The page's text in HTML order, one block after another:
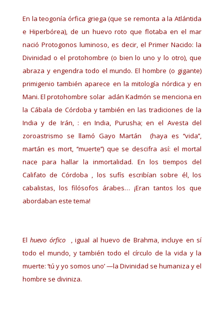
En la teogonía órfica griega (que se remonta a la Atlántida
e Hiperbórea), de un huevo roto que flotaba en el mar
nació Protogonos luminoso, es decir, el Primer Nacido: la
Divinidad o el protohombre (o bien lo uno y lo otro), que
abraza y engendra todo el mundo. El hombre (o gigante)
primigenio también aparece en la mitología nórdica y en
Mani. El protohombre solar adán Kadmón se menciona en
la Cábala de Córdoba y también en las tradiciones de la
India y de Irán, : en India, Purusha; en el Avesta del
zoroastrismo se llamó Gayo Martán (haya es ‘‘vida’’,
martán es mort, ‘‘muerte’’) que se descifra así: el mortal
nace para hallar la inmortalidad. En los tiempos del
Califato de Córdoba , los sufís escribían sobre él, los
cabalistas, los filósofos árabes… ¡Eran tantos los que
abordaban este tema!
Elhuevo órfico
, igual al huevo de Brahma, incluye en sí
todo el mundo, y también todo el círculo de la vida y la
muerte: ‘tú y yo somos uno’ —la Divinidad se humaniza y el
hombre se diviniza.